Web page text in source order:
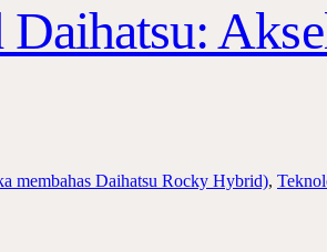
membahas Daihatsu Rocky Hybrid),